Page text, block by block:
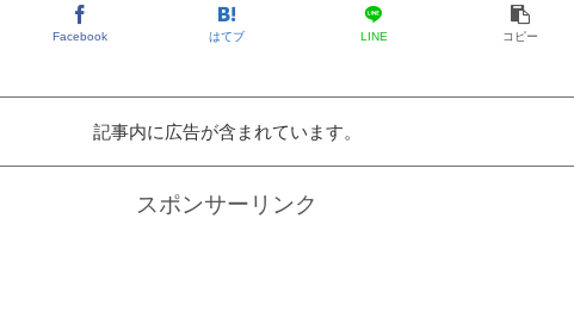
Facebook はてブ LINE コピー
記事内に広告が含まれています。
スポンサーリンク